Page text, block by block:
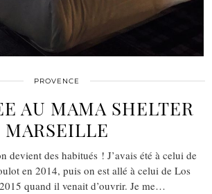
PROVENCE
AU MAMA SHELTER
MARSEILLE
devient des habitués ! J’avais été à celui de
en 2014, puis on est allé à celui de Los
quand il venait d’ouvrir. Je me…